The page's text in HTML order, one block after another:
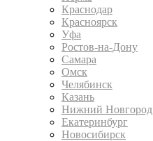
Краснодар
Красноярск
Уфа
Ростов-на-Дону
Самара
Омск
Челябинск
Казань
Нижний Новгород
Екатеринбург
Новосибирск